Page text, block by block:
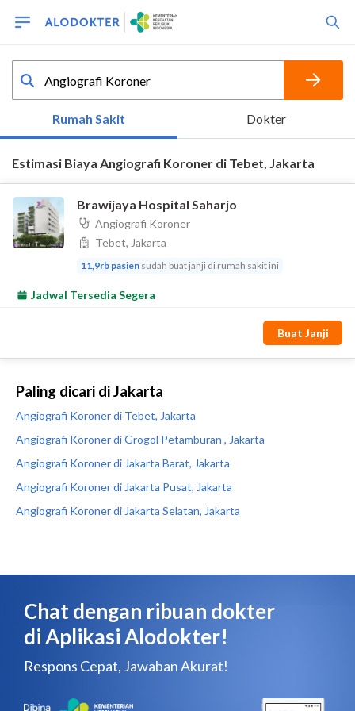
Paling dicari di Jakarta
Angiografi Koroner di Tebet, Jakarta
Angiografi Koroner di Grogol Petamburan , Jakarta
Angiografi Koroner di Jakarta Barat, Jakarta
Angiografi Koroner di Jakarta Pusat, Jakarta
Angiografi Koroner di Jakarta Selatan, Jakarta